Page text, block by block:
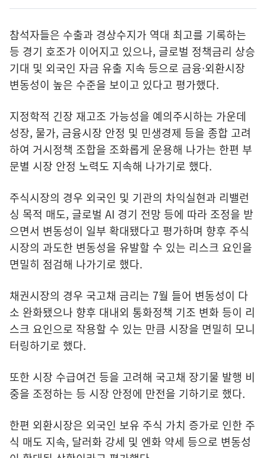
참석자들은 수출과 경상수지가 역대 최고를 기록하는
등 경기 호조가 이어지고 있으나, 글로벌 정책금리 상승
기대 및 외국인 자금 유출 지속 등으로 금융·외환시장
변동성이 높은 수준을 보이고 있다고 평가했다.
지정학적 긴장 재고조 가능성을 예의주시하는 가운데
성장, 물가, 금융시장 안정 및 민생경제 등을 종합 고려
하여 거시정책 조합을 조화롭게 운용해 나가는 한편 부
문별 시장 안정 노력도 지속해 나가기로 했다.
주식시장의 경우 외국인 및 기관의 차익실현과 리밸런
싱 목적 매도, 글로벌 AI 경기 전망 등에 따라 조정을 받
으면서 변동성이 일부 확대됐다고 평가하며 향후 주식
시장의 과도한 변동성을 유발할 수 있는 리스크 요인을
면밀히 점검해 나가기로 했다.
채권시장의 경우 국고채 금리는 7월 들어 변동성이 다
소 완화됐으나 향후 대내외 통화정책 기조 변화 등이 리
스크 요인으로 작용할 수 있는 만큼 시장을 면밀히 모니
터링하기로 했다.
또한 시장 수급여건 등을 고려해 국고채 장기물 발행 비
중을 조정하는 등 시장 안정에 만전을 기하기로 했다.
한편 외환시장은 외국인 보유 주식 가치 증가로 인한 주
식 매도 지속, 달러화 강세 및 엔화 약세 등으로 변동성